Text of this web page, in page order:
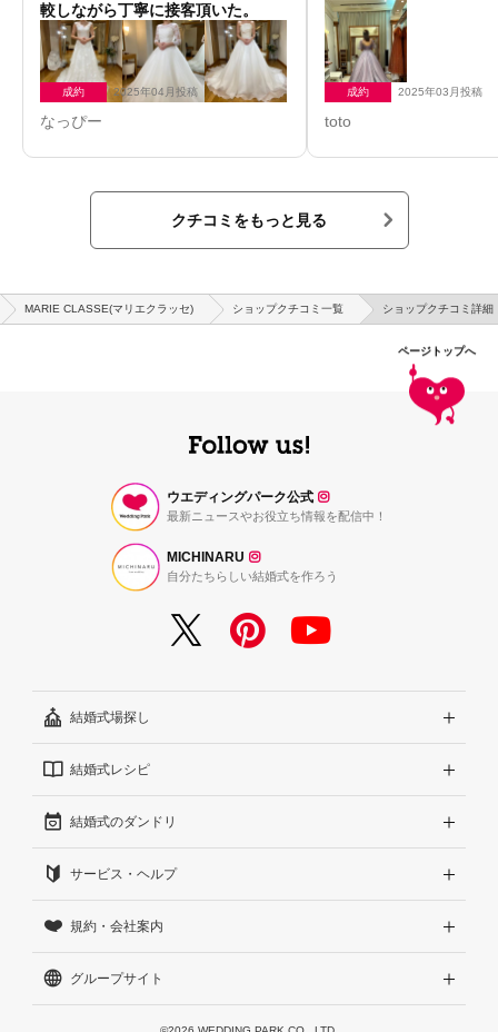
較しながら丁寧に接客頂いた。
成約 2025年04月投稿
なっぴー
成約 2025年03月投稿
toto
クチコミをもっと見る
MARIE CLASSE(マリエクラッセ) ショップクチコミ一覧 ショップクチコミ詳細
ページトップへ
ウエディングパーク公式
最新ニュースやお役立ち情報を配信中！
MICHINARU
自分たちらしい結婚式を作ろう
結婚式場探し
エリアから探す
こだわりから探す
雰囲気から探す
見積りから探す
ランキングから探す
結婚式レシピ
結婚式準備レポート『ハナレポ』
結婚式当日の動画『ムビレポ』
結婚式のダンドリ
結婚準備ガイド
Wedding Park Magazine
結婚お悩みQ&A
サービス・ヘルプ
サイトコンセプト
はじめての方へ
規約・会社案内
利用規約
グループサイト